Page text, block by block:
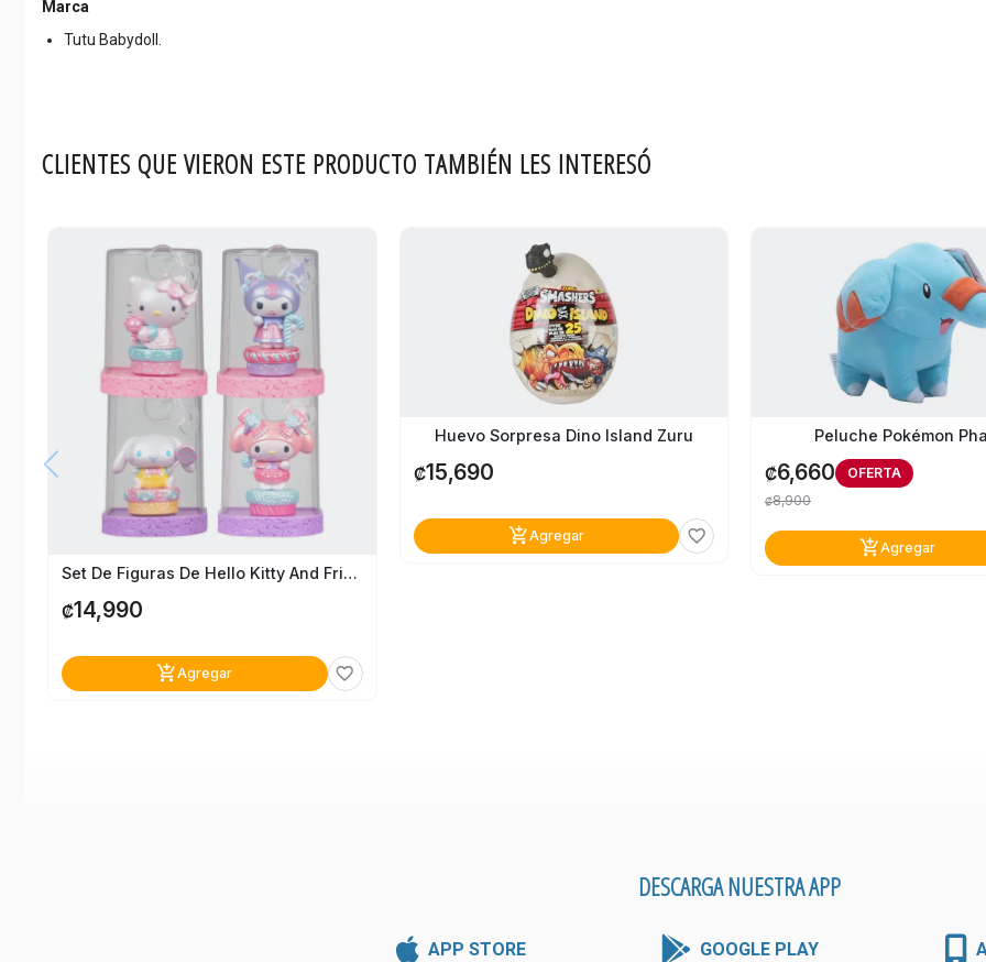
Marca
Tutu Babydoll.
CLIENTES QUE VIERON ESTE PRODUCTO TAMBIÉN LES INTERESÓ
Set De Figuras De Hello Kitty And Friends
₡14,990
add_shopping_cartAgregar favorite_border
Huevo Sorpresa Dino Island Zuru
₡15,690
add_shopping_cartAgregar favorite_border
Peluche Pokémon
₡6,660 OFERTA
₡8,900
add_shopping_cartAgregar
DESCARGA NUESTRA APP
APP STORE GOOGLE PLAY